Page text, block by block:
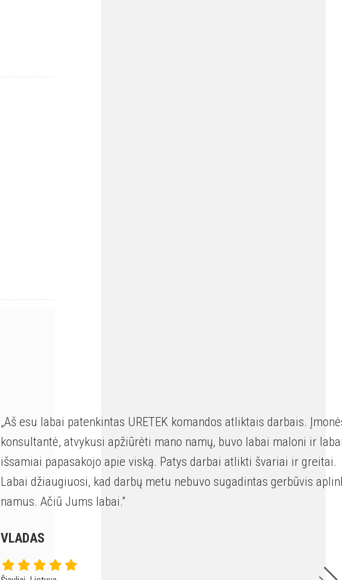
„Aš esu labai patenkintas URETEK komandos atliktais darbais.
konsultantė, atvykusi apžiūrėti mano namų, buvo labai maloni ir
išsamiai papasakojo apie viską. Patys darbai atlikti švariai ir greitai.
Labai džiaugiuosi, kad darbų metu nebuvo sugadintas gerbūvis
namus. Ačiū Jums labai.”
VLADAS